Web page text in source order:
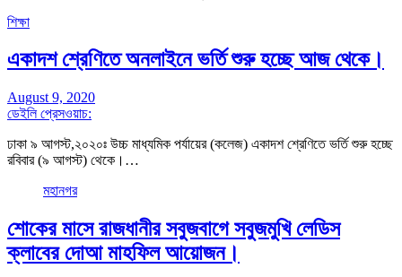
শিক্ষা
একাদশ শ্রেণিতে অনলাইনে ভর্তি শুরু হচ্ছে আজ থেকে।
August 9, 2020
ডেইলি প্রেসওয়াচ:
ঢাকা ৯ আগস্ট,২০২০ঃ উচ্চ মাধ্যমিক পর্যায়ের (কলেজ) একাদশ শ্রেণিতে ভর্তি শুরু হচ্ছে
রবিবার (৯ আগস্ট) থেকে।…
মহানগর
শোকের মাসে রাজধানীর সবুজবাগে সবুজমুখি লেডিস
ক্লাবের দোআ মাহফিল আয়োজন।